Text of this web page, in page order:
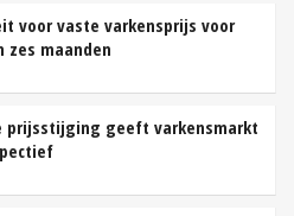
voor vaste varkensprijs voor
zes maanden
prijsstijging geeft varkensmarkt